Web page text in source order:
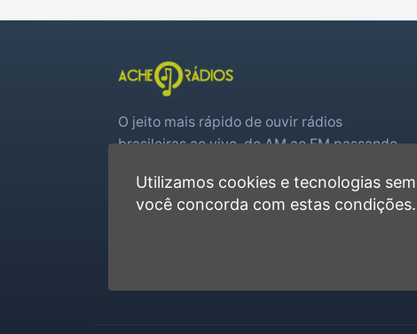
O jeito mais rápido de ouvir rádios
brasileiras ao vivo, do AM ao FM passando
real.Utilizamos cookies e tecnologias
você concorda com estas condições.